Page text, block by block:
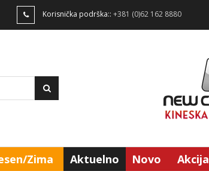
Korisnička podrška:: +381 (0)62 162 8880
Zima Aktuelno Novo Akcija